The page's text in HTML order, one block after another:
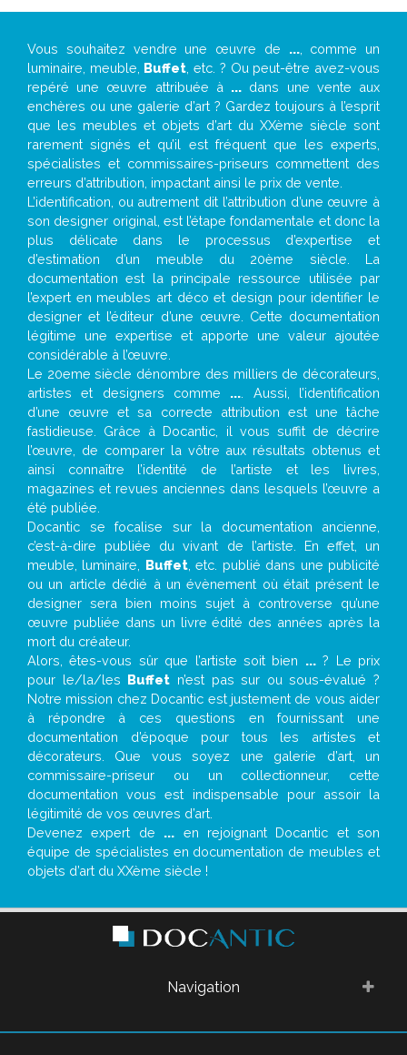
Vous souhaitez vendre une œuvre de ..., comme un
luminaire, meuble, Buffet , etc. ? Ou peut-être avez-vous
repéré une œuvre attribuée à ... dans une vente aux
enchères ou une galerie d’art ? Gardez toujours à l’esprit
que les meubles et objets d’art du XXème siècle sont
rarement signés et qu’il est fréquent que les experts,
spécialistes et commissaires-priseurs commettent des
erreurs d’attribution, impactant ainsi le prix de vente.
L’identification, ou autrement dit l’attribution d’une œuvre à
son designer original, est l’étape fondamentale et donc la
plus délicate dans le processus d’expertise et
d’estimation d’un meuble du 20ème siècle. La
documentation est la principale ressource utilisée par
l’expert en meubles art déco et design pour identifier le
designer et l’éditeur d’une œuvre. Cette documentation
légitime une expertise et apporte une valeur ajoutée
considérable à l’œuvre.
Le 20eme siècle dénombre des milliers de décorateurs,
artistes et designers comme ... . Aussi, l’identification
d’une œuvre et sa correcte attribution est une tâche
fastidieuse. Grâce à Docantic, il vous suffit de décrire
l’œuvre, de comparer la vôtre aux résultats obtenus et
ainsi connaître l’identité de l’artiste et les livres,
magazines et revues anciennes dans lesquels l’œuvre a
été publiée.
Docantic se focalise sur la documentation ancienne,
c’est-à-dire publiée du vivant de l’artiste. En effet, un
meuble, luminaire, Buffet, etc. publié dans une publicité
ou un article dédié à un évènement où était présent le
designer sera bien moins sujet à controverse qu’une
œuvre publiée dans un livre édité des années après la
mort du créateur.
Alors, êtes-vous sûr que l’artiste soit bien ...? Le prix
pour le/la/les Buffet n’est pas sur ou sous-évalué ?
Notre mission chez Docantic est justement de vous aider
à répondre à ces questions en fournissant une
documentation d’époque pour tous les artistes et
décorateurs. Que vous soyez une galerie d’art, un
commissaire-priseur ou un collectionneur, cette
documentation vous est indispensable pour assoir la
légitimité de vos œuvres d’art.
Devenez expert de ... en rejoignant Docantic et son
équipe de spécialistes en documentation de meubles et
objets d’art du XXème siècle !
Navigation